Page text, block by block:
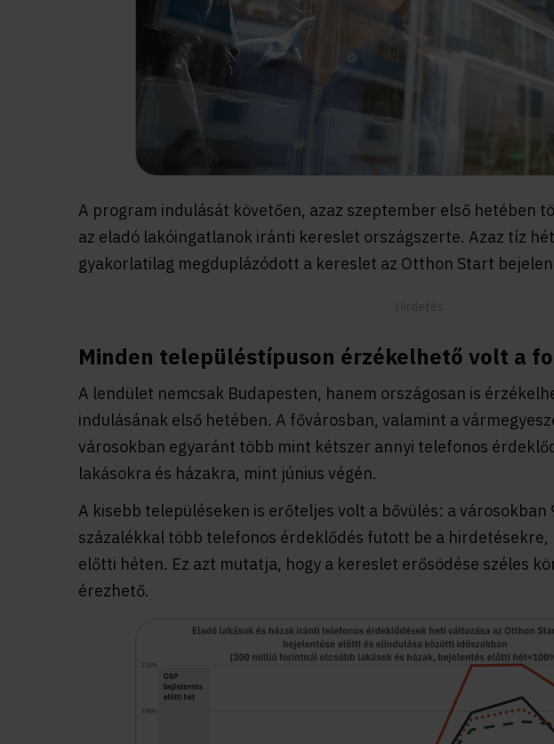
A program indulását követően, azaz szeptember első hetében
az eladó lakóingatlanok iránti kereslet országszerte. Azaz tíz
gyakorlatilag megduplázódott a kereslet az Otthon Start
Minden településtípuson érzékelhető volt a
A lendület nemcsak Budapesten, hanem országosan is
indulásának első hetében. A fővárosban, valamint a
városokban egyaránt több mint kétszer annyi telefonos
lakásokra és házakra, mint június végén.
A kisebb településeken is erőteljes volt a bővülés: a városokban
százalékkal több telefonos érdeklődés futott be a
előtti héten. Ez azt mutatja, hogy a kereslet erősödése széles
érezhető.